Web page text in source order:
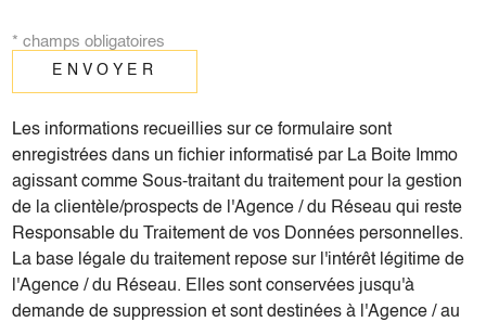
* champs obligatoires
ENVOYER
Les informations recueillies sur ce formulaire sont
enregistrées dans un fichier informatisé par La Boite Immo
agissant comme Sous-traitant du traitement pour la gestion
de la clientèle/prospects de l'Agence / du Réseau qui reste
Responsable du Traitement de vos Données personnelles.
La base légale du traitement repose sur l'intérêt légitime de
l'Agence / du Réseau. Elles sont conservées jusqu'à
demande de suppression et sont destinées à l'Agence / au